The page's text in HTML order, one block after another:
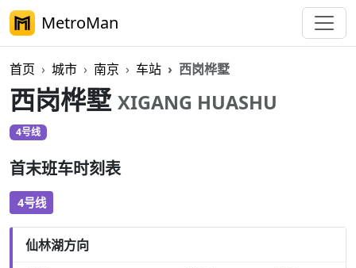
MetroMan
首页 城市 南京 车站 西岗桦墅
西岗桦墅 XIGANG HUASHU
4号线
首末班车时刻表
4号线
仙林湖方向